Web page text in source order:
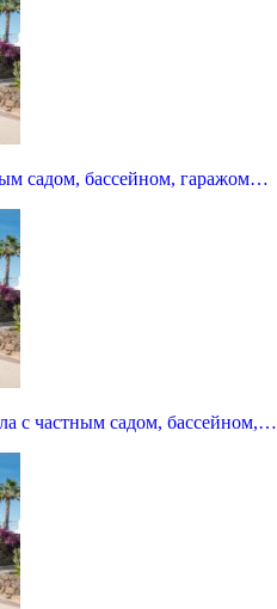
садом, бассейном, гаражом…
с частным садом, бассейном,…